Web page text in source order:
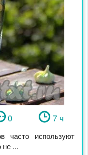
0 7 ч
часто используют
не ...